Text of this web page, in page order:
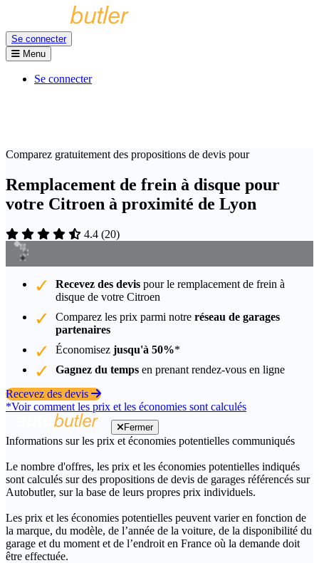
Se connecter
Menu
Se connecter
Comparez gratuitement des propositions de devis pour
Remplacement de frein à disque pour
votre Citroen à proximité de Lyon
4.4 (20)
Recevez des devis pour le remplacement de frein à
disque de votre Citroen
Comparez les prix parmi notre réseau de garages
partenaires
Économisez jusqu'à 50%*
Gagnez du temps en prenant rendez-vous en ligne
Recevez des devis
*Voir comment les prix et les économies sont calculés
Fermer
Informations sur les prix et économies potentielles communiqués
Le nombre d'offres, les prix et les économies potentielles indiqués
sont calculés sur des propositions de devis de garages référencés sur
Autobutler, sur la base de leurs propres prix individuels.
Les prix et les économies potentielles peuvent varier en fonction de
la marque, du modèle, de l’année de la voiture, de la disponibilité du
garage et du moment et de l’endroit en France où la demande doit
être effectuée.